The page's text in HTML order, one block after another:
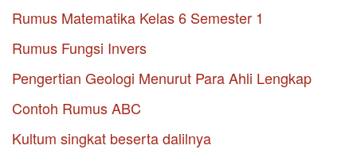
Rumus Matematika Kelas 6 Semester 1
Rumus Fungsi Invers
Pengertian Geologi Menurut Para Ahli Lengkap
Contoh Rumus ABC
Kultum singkat beserta dalilnya